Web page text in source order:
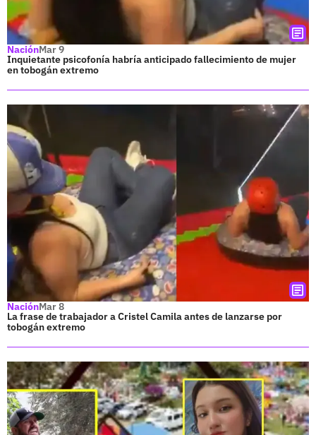
NaciónMar 9
Inquietante psicofonía habría anticipado fallecimiento de mujer
en tobogán extremo
NaciónMar 8
La frase de trabajador a Cristel Camila antes de lanzarse por
tobogán extremo